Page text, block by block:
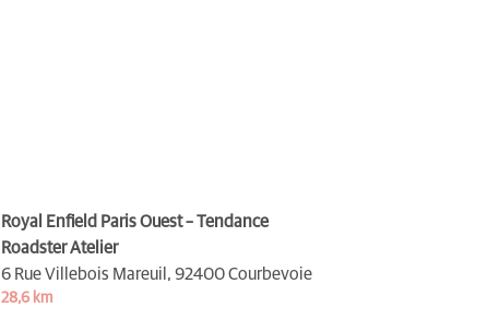
Royal Enfield Paris Ouest – Tendance
Roadster Atelier
6 Rue Villebois Mareuil, 92400 Courbevoie
28,6 km